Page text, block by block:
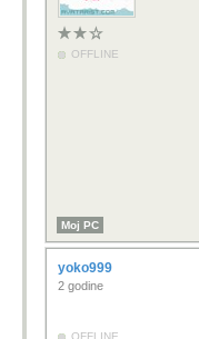
OFFLINE
Moj PC
yoko999
2 godine
OFFLINE